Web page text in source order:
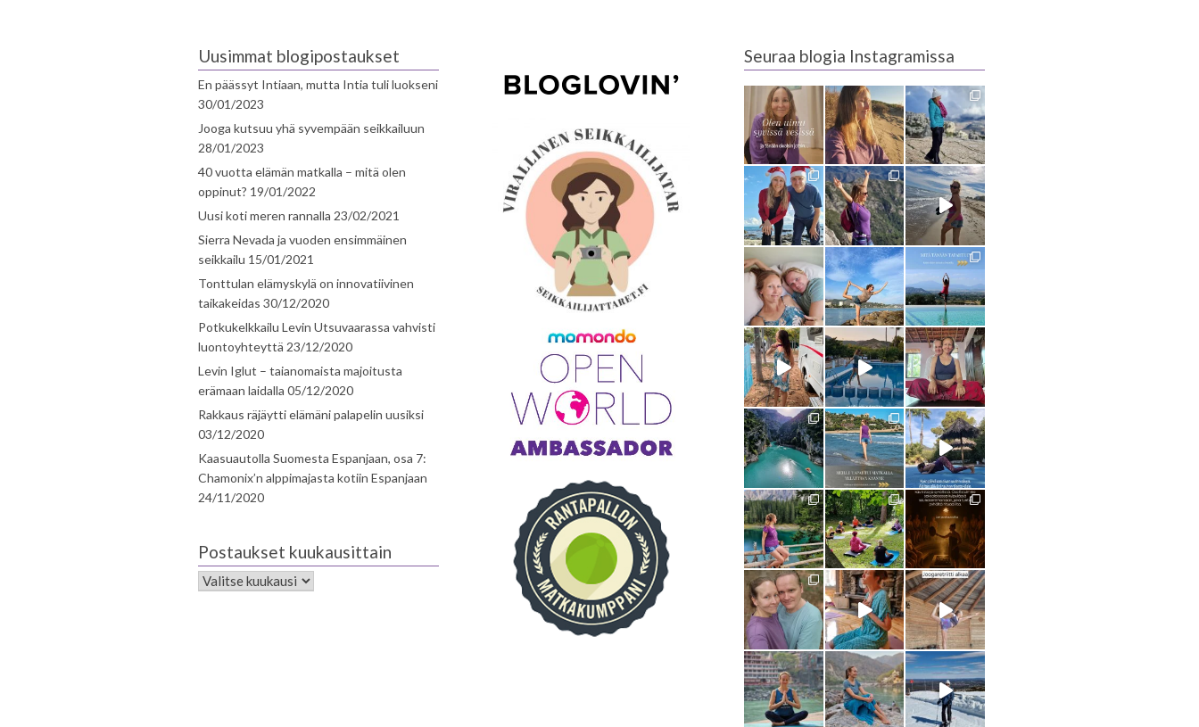
Uusimmat blogipostaukset
En päässyt Intiaan, mutta Intia tuli luokseni
30/01/2023
Jooga kutsuu yhä syvempään seikkailuun
28/01/2023
40 vuotta elämän matkalla – mitä olen
oppinut? 19/01/2022
Uusi koti meren rannalla 23/02/2021
Sierra Nevada ja vuoden ensimmäinen
seikkailu 15/01/2021
Tonttulan elämyskylä on innovatiivinen
taikakeidas 30/12/2020
Potkukelkkailu Levin Utsuvaarassa vahvisti
luontoyhteyttä 23/12/2020
Levin Iglut – taianomaista majoitusta
erämaan laidalla 05/12/2020
Rakkaus räjäytti elämäni palapelin uusiksi
03/12/2020
Kaasuautolla Suomesta Espanjaan, osa 7:
Chamonix’n alppimajasta kotiin Espanjaan
24/11/2020
Postaukset kuukausittain
Seuraa blogia Instagramissa